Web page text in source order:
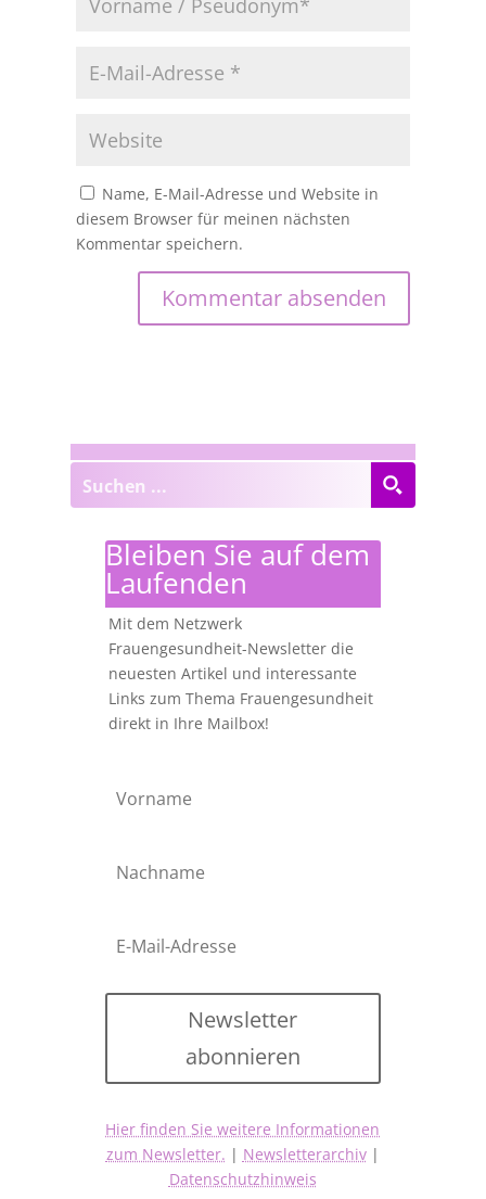
Name, E-Mail-Adresse und Website in
diesem Browser für meinen nächsten
Kommentar speichern.
Bleiben Sie auf dem
Laufenden
Mit dem Netzwerk
Frauengesundheit-Newsletter die
neuesten Artikel und interessante
Links zum Thema Frauengesundheit
direkt in Ihre Mailbox!
Newsletter
abonnieren
Hier finden Sie weitere Informationen
zum Newsletter. | Newsletterarchiv|
Datenschutzhinweis